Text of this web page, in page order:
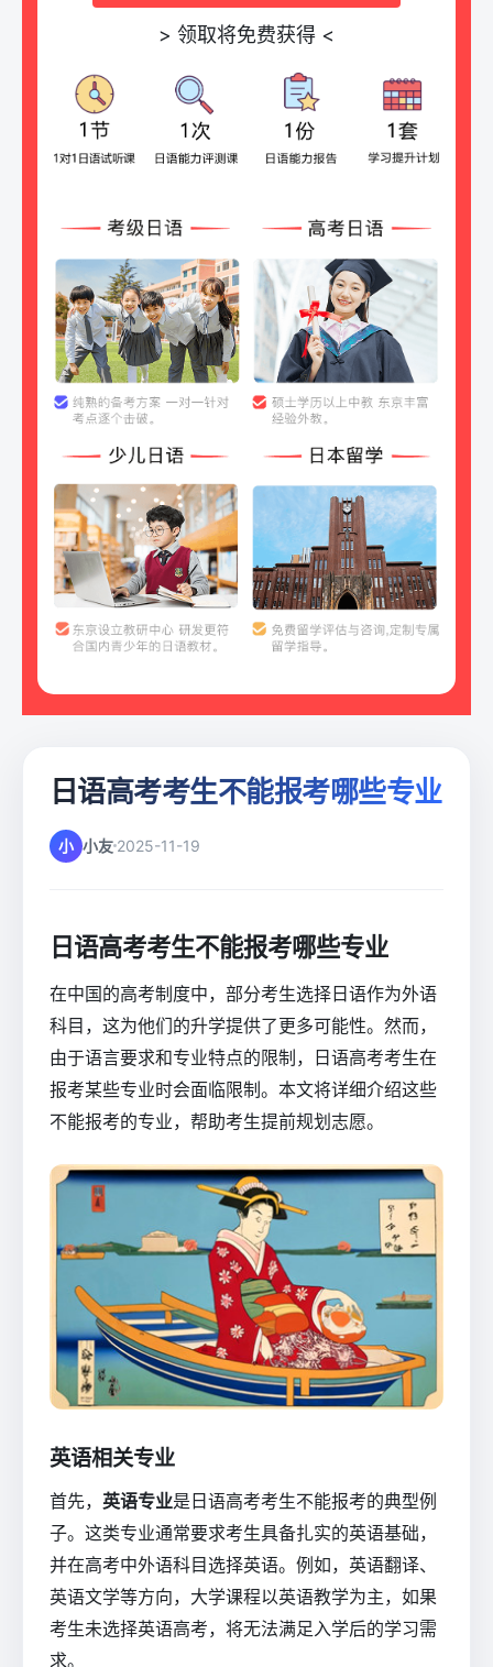
> 领取将免费获得 <
日语高考考生不能报考哪些专业
小 小友 2025-11-19
日语高考考生不能报考哪些专业
在中国的高考制度中，部分考生选择日语作为外语
科目，这为他们的升学提供了更多可能性。然而，
由于语言要求和专业特点的限制，日语高考考生在
报考某些专业时会面临限制。本文将详细介绍这些
不能报考的专业，帮助考生提前规划志愿。
英语相关专业
首先， 英语专业是日语高考考生不能报考的典型例
子。这类专业通常要求考生具备扎实的英语基础，
并在高考中外语科目选择英语。例如，英语翻译、
英语文学等方向，大学课程以英语教学为主，如果
考生未选择英语高考，将无法满足入学后的学习需
求。